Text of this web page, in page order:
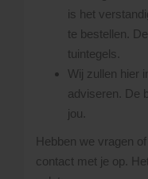
is het
te bestellen.
tuintegels.
Wij zullen hier
adviseren. De
jou.
Hebben we vragen
contact met je op.